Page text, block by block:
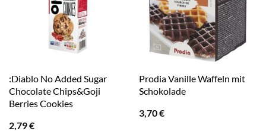
:Diablo No Added Sugar
Chocolate Chips&Goji
Berries Cookies
2,79€
Prodia Vanille Waffeln mit
Schokolade
3,70€